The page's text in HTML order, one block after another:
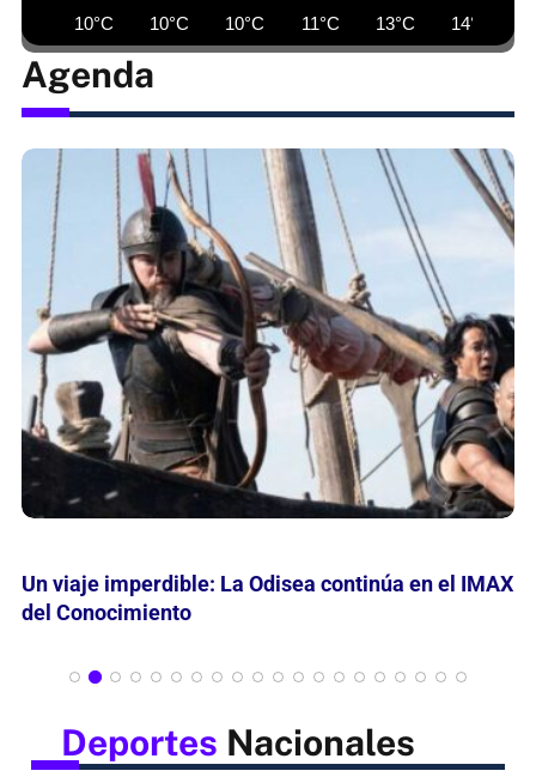
10°C 10°C 10°C 11°C 13°C 14°C
Agenda
Mes de las Infancias: Curiosamente invita leer,
jugar y descubrir
Deportes Nacionales